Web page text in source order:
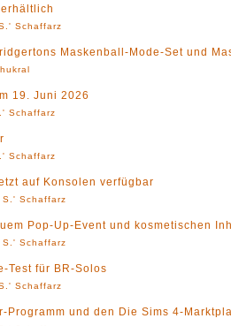
Schaffarz
Maskenball-Mode-Set und
19. Juni 2026
Schaffarz
Schaffarz
auf Konsolen verfügbar
S.' Schaffarz
Pop-Up-Event und kosmetischen
S.' Schaffarz
Test für BR-Solos
Schaffarz
Programm und den Die Sims 4-